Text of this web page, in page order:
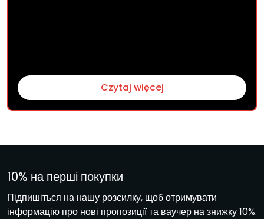
Czytaj więcej
10% на перші покупки
Підпишіться на нашу розсилку, щоб отримувати
інформацію про нові пропозиції та ваучер на знижку 10%.